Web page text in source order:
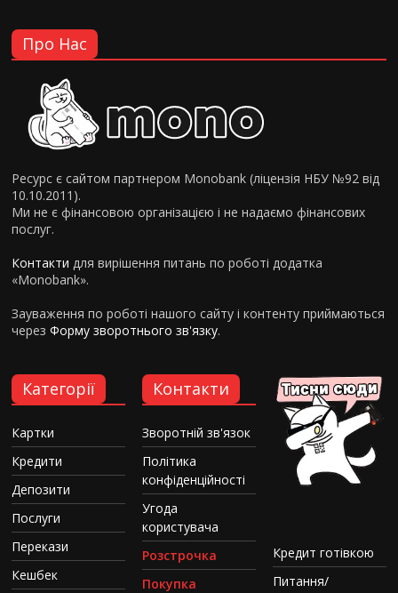
Про Нас
Ресурс є сайтом партнером Monobank (ліцензія НБУ №92 від
10.10.2011).
Ми не є фінансовою організацією і не надаємо фінансових
послуг.
Контакти для вирішення питань по роботі додатка
«Monobank».
Зауваження по роботі нашого сайту і контенту приймаються
черезФорму зворотнього зв'язку.
Категорії
Картки
Кредити
Депозити
Послуги
Перекази
Кешбек
Контакти
Зворотній зв'язок
Політика
конфіденційності
Угода
користувача
Розстрочка
Покупка
Кредит готівкою
Питання/